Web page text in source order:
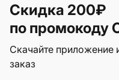
Скидка 200₽
по промокоду
Скачайте приложение
заказ